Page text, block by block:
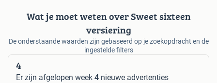
Wat je moet weten over Sweet sixteen
versiering
De onderstaande waarden zijn gebaseerd op je zoekopdracht en de
ingestelde filters
4
Er zijn afgelopen week 4 nieuwe advertenties